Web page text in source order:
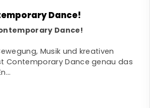
Dance!
Dance!
Musik und kreativen
Contemporary Dance genau das